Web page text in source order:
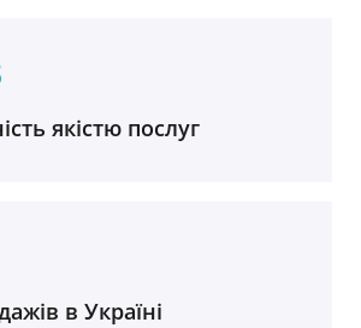
якістю послуг
в Україні